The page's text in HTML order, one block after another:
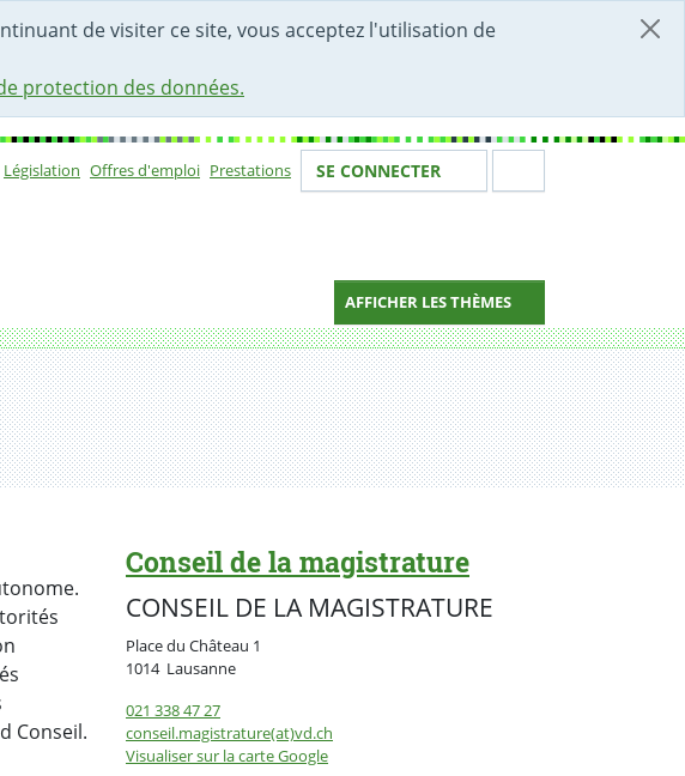
de visiter ce site, vous acceptez l'utilisation de
protection des données.
Législation Offres d'emploi Prestations Votre identité
SE CONNECTER
AFFICHER LES THÈMES
Conseil.
Conseil de la magistrature
CONSEIL DE LA MAGISTRATURE
Place du Château 1
1014 LausanneSuisse
021 338 47 27
conseil.magistrature(at)vd.ch
Visualiser sur la carte Google